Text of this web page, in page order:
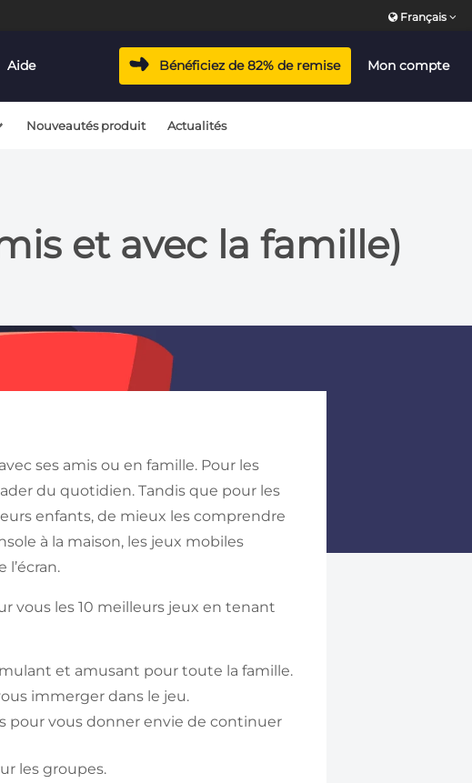
Français
Aide Bénéficiez de 82% de remise Mon compte
Nouveautés produit Actualités
et avec la famille)
ses amis ou en famille. Pour les
du quotidien. Tandis que pour les
enfants, de mieux les comprendre
à la maison, les jeux mobiles
vous les 10 meilleurs jeux en tenant
et amusant pour toute la famille.
immerger dans le jeu.
pour vous donner envie de continuer
les groupes.